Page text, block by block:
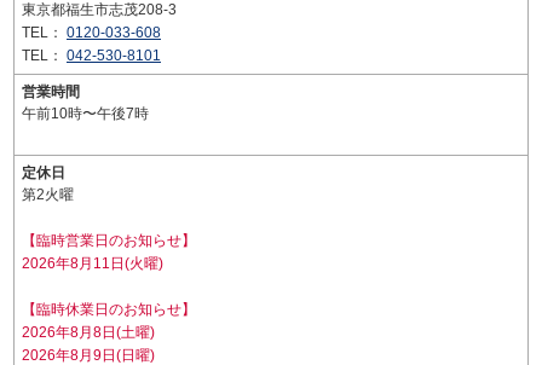
東京都福生市志茂208-3
TEL： 0120-033-608
TEL： 042-530-8101
営業時間
午前10時〜午後7時
定休日
第2火曜
【臨時営業日のお知らせ】
2026年8月11日(火曜)
【臨時休業日のお知らせ】
2026年8月8日(土曜)
2026年8月9日(日曜)